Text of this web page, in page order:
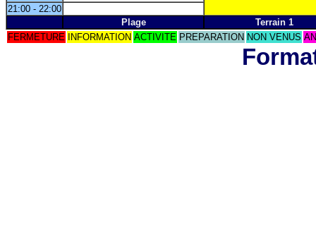
21:00 - 22:00
Plage
Terrain 1
FERMETURE
INFORMATION ACTIVITE PREPARATION NON VENUS